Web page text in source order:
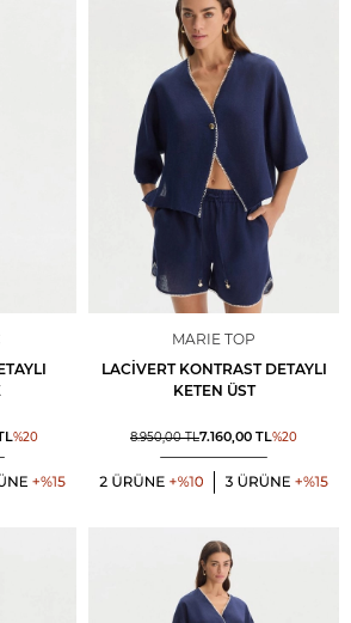
%20
MARIE TOP
LACIVERT KONTRAST DETAYLI
KETEN ÜST
8.950,00TL7.160,00 TL%20